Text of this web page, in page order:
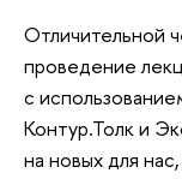
Отличительной
проведение
с
Контур.Толк и
на новых для